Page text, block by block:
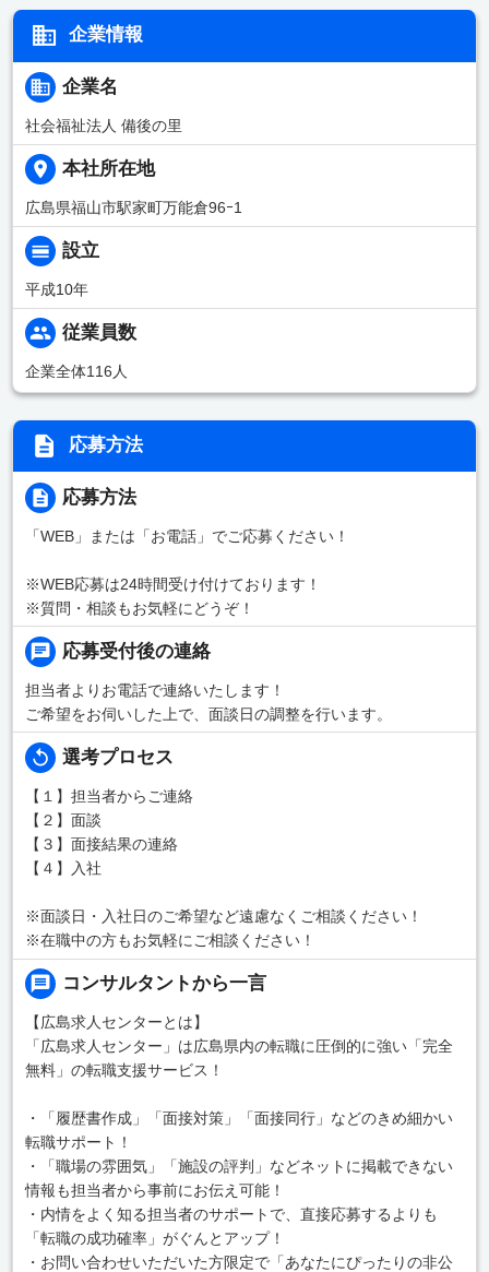
企業情報
企業名
社会福祉法人 備後の里
本社所在地
広島県福山市駅家町万能倉96ｰ1
設立
平成10年
従業員数
企業全体116人
応募方法
応募方法
「WEB」または「お電話」でご応募ください！
※WEB応募は24時間受け付けております！
※質問・相談もお気軽にどうぞ！
応募受付後の連絡
担当者よりお電話で連絡いたします！
ご希望をお伺いした上で、面談日の調整を行います。
選考プロセス
【１】担当者からご連絡
【２】面談
【３】面接結果の連絡
【４】入社
※面談日・入社日のご希望など遠慮なくご相談ください！
※在職中の方もお気軽にご相談ください！
コンサルタントから一言
【広島求人センターとは】
「広島求人センター」は広島県内の転職に圧倒的に強い「完全
無料」の転職支援サービス！
・「履歴書作成」「面接対策」「面接同行」などのきめ細かい
転職サポート！
・「職場の雰囲気」「施設の評判」などネットに掲載できない
情報も担当者から事前にお伝え可能！
・内情をよく知る担当者のサポートで、直接応募するよりも
「転職の成功確率」がぐんとアップ！
・お問い合わせいただいた方限定で「あなたにぴったりの非公